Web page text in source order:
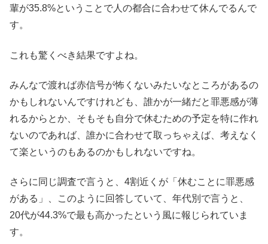
輩が35.8%ということで人の都合に合わせて休んでるんで
す。
これも驚くべき結果ですよね。
みんなで渡れば赤信号が怖くないみたいなところがあるの
かもしれないんですけれども、誰かが一緒だと罪悪感が薄
れるからとか、そもそも自分で休むための予定を特に作れ
ないのであれば、誰かに合わせて取っちゃえば、考えなく
て楽というのもあるのかもしれないですね。
さらに同じ調査で言うと、4割近くが「休むことに罪悪感
がある」、このように回答していて、年代別で言うと、
20代が44.3%で最も高かったという風に報じられていま
す。